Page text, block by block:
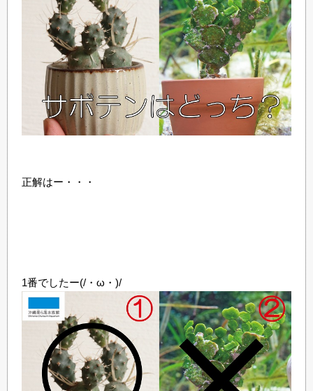
正解はー・・・
1番でしたー(/・ω・)/